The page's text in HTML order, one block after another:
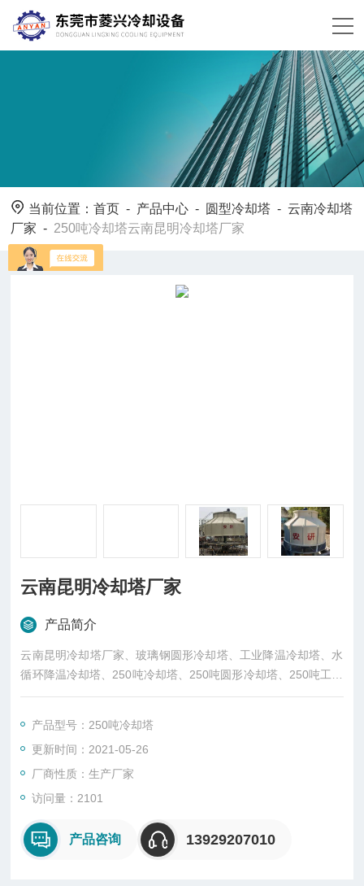
当前位置：首页 - 产品中心 - 圆型冷却塔 -云南冷却塔
厂家 - 250吨冷却塔云南昆明冷却塔厂家
云南昆明冷却塔厂家
产品简介
云南昆明冷却塔厂家、玻璃钢圆形冷却塔、工业降温冷却塔、水
循环降温冷却塔、250吨冷却塔、250吨圆形冷却塔、250吨工业
降温冷却塔、云南冷却塔厂家、昆明冷却塔厂家直销
产品型号：250吨冷却塔
更新时间：2021-05-26
厂商性质：生产厂家
访问量：2101
产品咨询 13929207010